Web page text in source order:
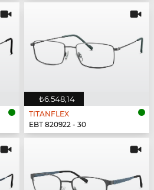
₺6.548,14
TITANFLEX
EBT 820922 - 30